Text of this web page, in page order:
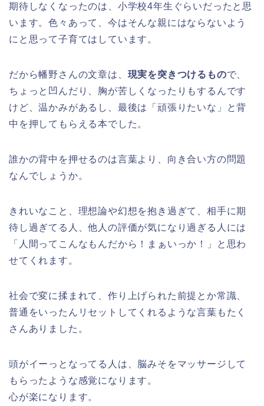
期待しなくなったのは、小学校4年生ぐらいだったと思
います。色々あって、今はそんな親にはならないよう
にと思って子育てはしています。
だから幡野さんの文章は、 現実を突きつけるもので、
ちょっと凹んだり、胸が苦しくなったりもするんです
けど、温かみがあるし、最後は「頑張りたいな」と背
中を押してもらえる本でした。
誰かの背中を押せるのは言葉より、向き合い方の問題
なんでしょうか。
きれいなこと、理想論や幻想を抱き過ぎて、相手に期
待し過ぎてる人、他人の評価が気になり過ぎる人には
「人間ってこんなもんだから！まぁいっか！」と思わ
せてくれます。
社会で変に揉まれて、作り上げられた前提とか常識、
普通をいったんリセットしてくれるような言葉もたく
さんありました。
頭がイーっとなってる人は、脳みそをマッサージして
もらったような感覚になります。
心が楽になります。